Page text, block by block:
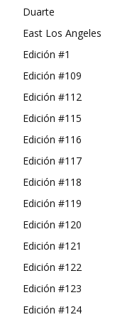
Duarte
East Los Angeles
Edición #1
Edición #109
Edición #112
Edición #115
Edición #116
Edición #117
Edición #118
Edición #119
Edición #120
Edición #121
Edición #122
Edición #123
Edición #124